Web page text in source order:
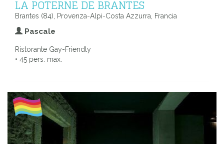
LA POTERNE DE BRANTES
Brantes (84), Provenza-Alpi-Costa Azzurra, Francia
Pascale
Ristorante Gay-Friendly
• 45 pers. max.